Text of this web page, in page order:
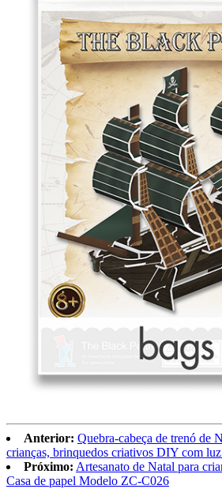
Anterior: Quebra-cabeça de trenó de
crianças, brinquedos criativos DIY com
Próximo: Artesanato de Natal para
Casa de papel Modelo ZC-C026